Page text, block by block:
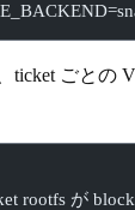
ticket ごとの
rootfs が